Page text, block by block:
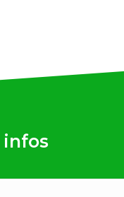
infos